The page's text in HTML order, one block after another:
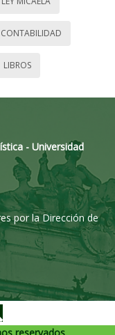
CONTABILIDAD
LIBROS
- Universidad
por la Dirección de